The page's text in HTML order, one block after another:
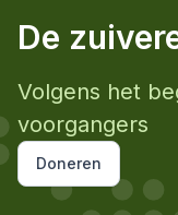
De
Volgens het
voorgangers
Doneren